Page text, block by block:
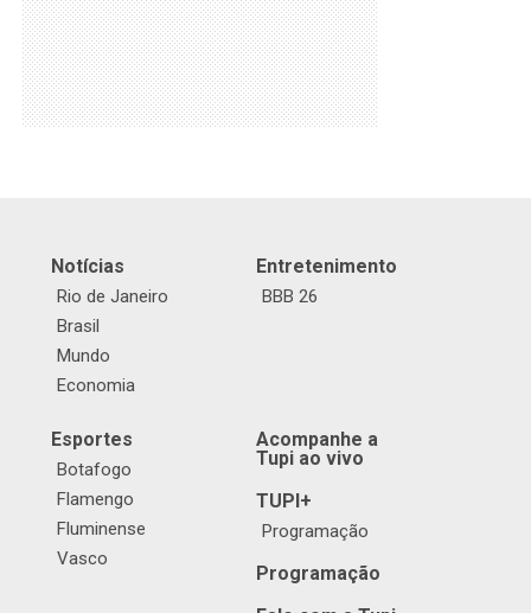
Notícias
Rio de Janeiro
Brasil
Mundo
Economia
Entretenimento
BBB 26
Esportes
Botafogo
Flamengo
Fluminense
Vasco
Acompanhe a
Tupi ao vivo
TUPI+
Programação
Programação